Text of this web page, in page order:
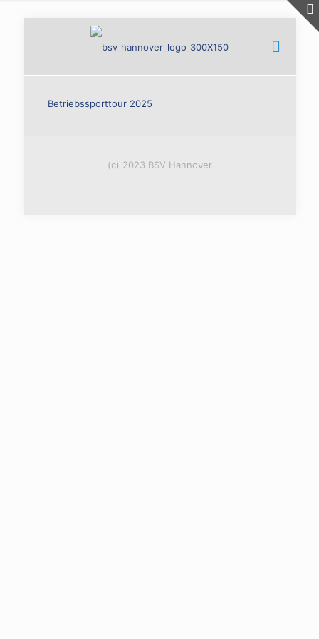
Betriebssporttour 2025
(c) 2023 BSV Hannover